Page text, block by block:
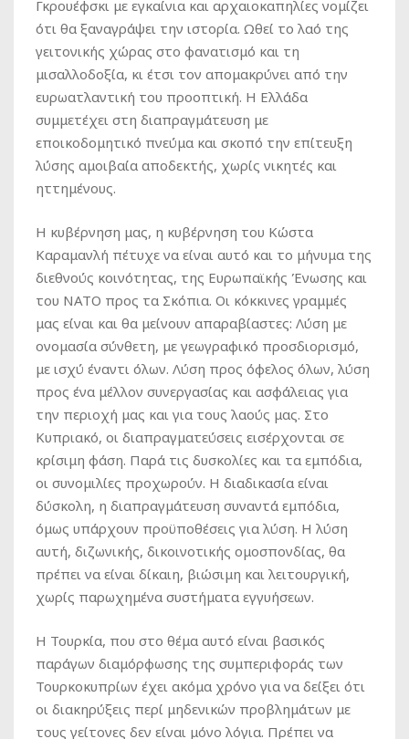
Γκρουέφσκι με εγκαίνια και αρχαιοκαπηλίες νομίζει
ότι θα ξαναγράψει την ιστορία. Ωθεί το λαό της
γειτονικής χώρας στο φανατισμό και τη
μισαλλοδοξία, κι έτσι τον απομακρύνει από την
ευρωατλαντική του προοπτική. Η Ελλάδα
συμμετέχει στη διαπραγμάτευση με
εποικοδομητικό πνεύμα και σκοπό την επίτευξη
λύσης αμοιβαία αποδεκτής, χωρίς νικητές και
ηττημένους.
H κυβέρνηση μας, η κυβέρνηση του Κώστα
Καραμανλή πέτυχε να είναι αυτό και το μήνυμα της
διεθνούς κοινότητας, της Ευρωπαϊκής Ένωσης και
του ΝΑΤΟ προς τα Σκόπια. Οι κόκκινες γραμμές
μας είναι και θα μείνουν απαραβίαστες: Λύση με
ονομασία σύνθετη, με γεωγραφικό προσδιορισμό,
με ισχύ έναντι όλων. Λύση προς όφελος όλων, λύση
προς ένα μέλλον συνεργασίας και ασφάλειας για
την περιοχή μας και για τους λαούς μας. Στο
Κυπριακό, οι διαπραγματεύσεις εισέρχονται σε
κρίσιμη φάση. Παρά τις δυσκολίες και τα εμπόδια,
οι συνομιλίες προχωρούν. Η διαδικασία είναι
δύσκολη, η διαπραγμάτευση συναντά εμπόδια,
όμως υπάρχουν προϋποθέσεις για λύση. Η λύση
αυτή, διζωνικής, δικοινοτικής ομοσπονδίας, θα
πρέπει να είναι δίκαιη, βιώσιμη και λειτουργική,
χωρίς παρωχημένα συστήματα εγγυήσεων.
Η Τουρκία, που στο θέμα αυτό είναι βασικός
παράγων διαμόρφωσης της συμπεριφοράς των
Τουρκοκυπρίων έχει ακόμα χρόνο για να δείξει ότι
οι διακηρύξεις περί μηδενικών προβλημάτων με
τους γείτονες δεν είναι μόνο λόγια. Πρέπει να